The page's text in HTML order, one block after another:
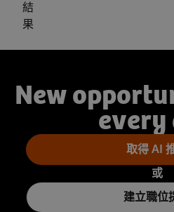
結
果
New
every
取得 AI
或
建立職位